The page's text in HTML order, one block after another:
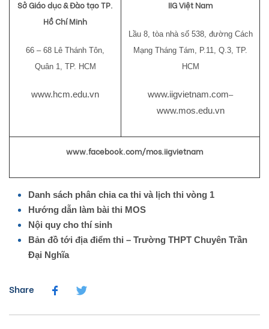
Sở Giáo dục & Đào tạo TP.
Hồ Chí Minh
66 – 68 Lê Thánh Tôn,
Quân 1, TP. HCM
www.hcm.edu.vn
IIG Việt Nam
Lầu 8, tòa nhà số 538, đường Cách
Mạng Tháng Tám, P.11, Q.3, TP.
HCM
www.iigvietnam.com–
www.mos.edu.vn
www.facebook.com/mos.iigvietnam
Danh sách phân chia ca thi và lịch thi vòng 1
Hướng dẫn làm bài thi MOS
Nội quy cho thí sinh
Bản đồ tới địa điểm thi – Trường THPT Chuyên Trần
Đại Nghĩa
Share